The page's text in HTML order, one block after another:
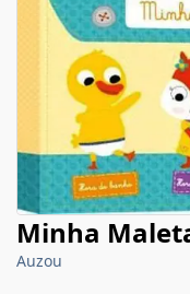
Minha
Auzou